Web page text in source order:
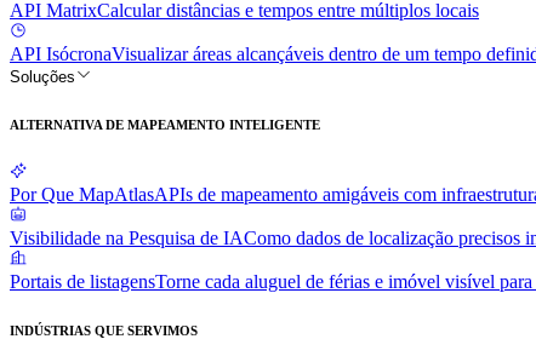
API MatrixCalcular distâncias e tempos entre múltiplos locais
API IsócronaVisualizar áreas alcançáveis dentro de um tempo
Soluções
ALTERNATIVA DE MAPEAMENTO INTELIGENTE
Por Que MapAtlasAPIs de mapeamento amigáveis com
Visibilidade na Pesquisa de IAComo dados de localização precisos
Portais de listagensTorne cada aluguel de férias e imóvel visível
INDÚSTRIAS QUE SERVIMOS